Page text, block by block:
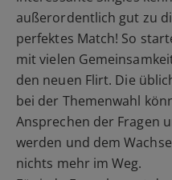
außerordentlich gut zu
perfektes Match! So
mit vielen
den neuen Flirt. Die
bei der Themenwahl
Ansprechen der Fragen
werden und dem
nichts mehr im Weg.